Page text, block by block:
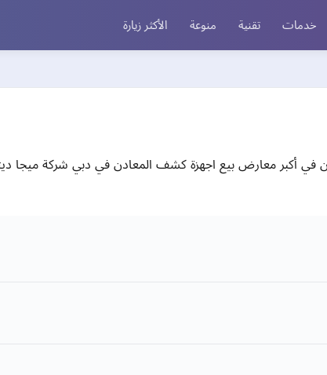
خدمات تقنية منوعة الأكثر زيارة
أكبر معارض بيع اجهزة كشف المعادن في دبي شركة ميجا